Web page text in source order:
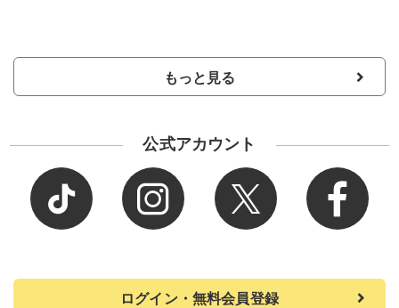
もっと見る
公式アカウント
ログイン・無料会員登録